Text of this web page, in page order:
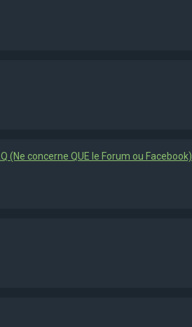
(Ne concerne QUE le Forum ou Facebook)